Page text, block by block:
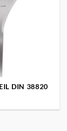
DIN 38820